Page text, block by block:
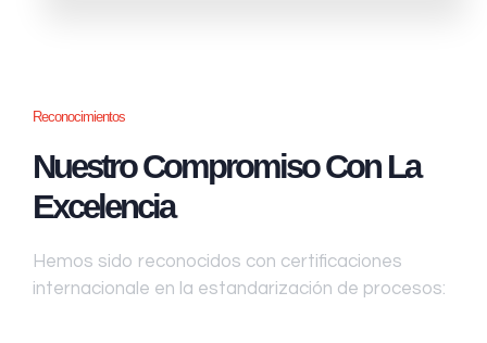
Reconocimientos
Nuestro Compromiso Con La
Excelencia
Hemos sido reconocidos con certificaciones
internacionale en la estandarización de procesos: